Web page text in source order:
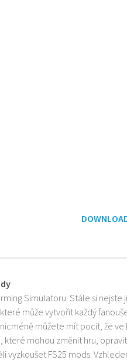
Simulatoru. Stále si nejste
může vytvořit každý
můžete mít pocit, že
které mohou změnit hru,
vyzkoušet FS25 mods.